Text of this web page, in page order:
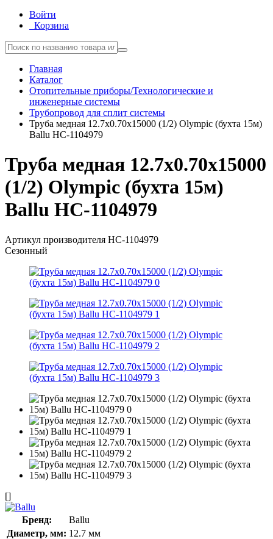
Войти
Корзина
Главная
Каталог
Отопительные приборы/Технологические и
инженерные системы
Трубопровод для сплит системы
Труба медная 12.7х0.70х15000 (1/2) Olympic (бухта 15м)
Ballu НС-1104979
Труба медная 12.7х0.70х15000
(1/2) Olympic (бухта 15м)
Ballu НС-1104979
Артикул производителя НС-1104979
Сезонный
[]
Бренд:
Ballu
Диаметр, мм: 12.7 мм